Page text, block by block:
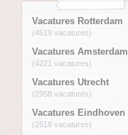
Vacatures Rotterdam
(4519 vacatures)
Vacatures Amsterdam
(4221 vacatures)
Vacatures Utrecht
(2958 vacatures)
Vacatures Eindhoven
(2518 vacatures)